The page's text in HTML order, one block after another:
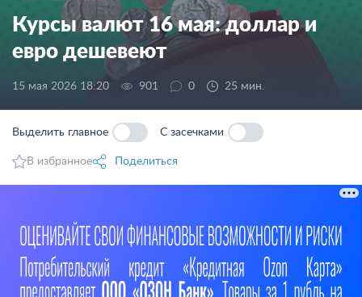
Курсы валют 16 мая: доллар и
евро дешевеют
15 мая 2026 18:20 901 0 25 мин.
Выделить главное С засечками
В избранное Поделиться